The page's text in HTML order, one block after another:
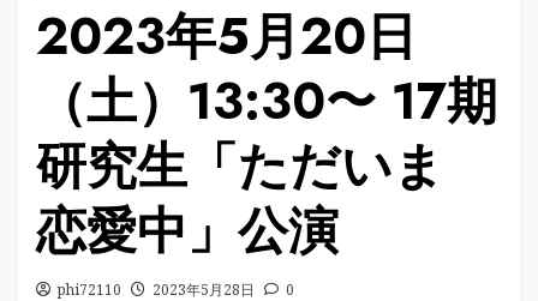
2023年5月20日
（土）13:30〜 17期
研究生「ただいま
恋愛中」公演
phi72110 2023年5月28日 0